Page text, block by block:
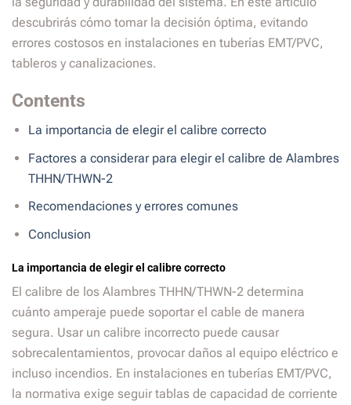
descubrirás cómo tomar la decisión óptima, evitando
errores costosos en instalaciones en tuberías EMT/PVC,
tableros y canalizaciones.
Contents
La importancia de elegir el calibre correcto
Factores a considerar para elegir el calibre de Alambres
THHN/THWN-2
Recomendaciones y errores comunes
Conclusion
La importancia de elegir el calibre correcto
El calibre de los Alambres THHN/THWN-2 determina
cuánto amperaje puede soportar el cable de manera
segura. Usar un calibre incorrecto puede causar
sobrecalentamientos, provocar daños al equipo eléctrico e
incluso incendios. En instalaciones en tuberías EMT/PVC,
la normativa exige seguir tablas de capacidad de corriente